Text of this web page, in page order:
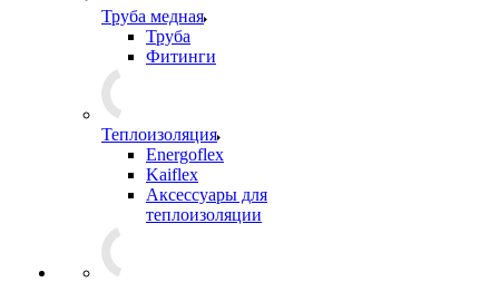
Труба медная
Труба
Фитинги
Теплоизоляция
Energoflex
Kaiflex
Аксессуары для
теплоизоляции